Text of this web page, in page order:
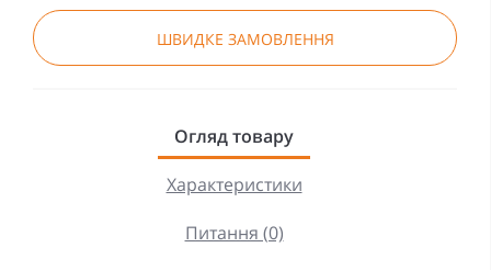
ШВИДКЕ ЗАМОВЛЕННЯ
Огляд товару
Характеристики
Питання (0)